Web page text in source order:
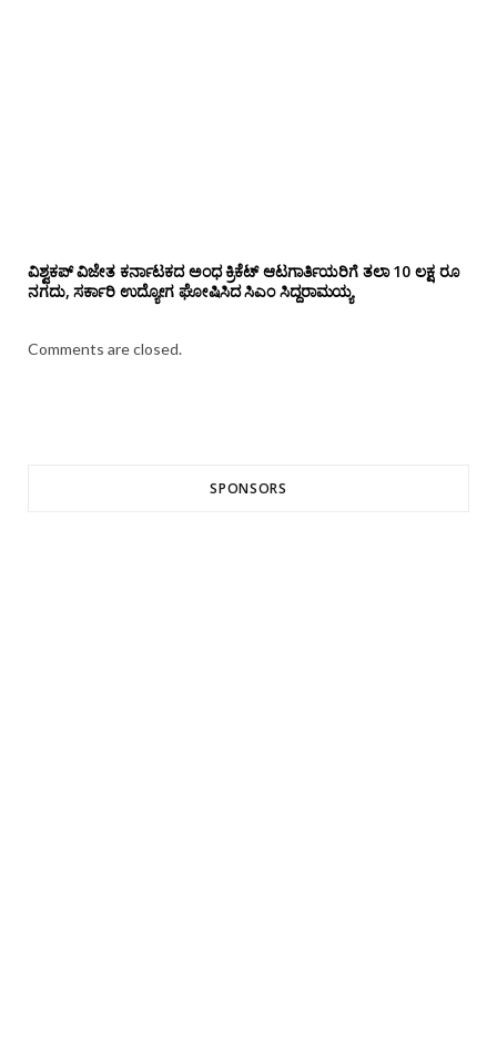
ವಿಶ್ವಕಪ್ ವಿಜೇತ ಕರ್ನಾಟಕದ ಅಂಧ ಕ್ರಿಕೆಟ್ ಆಟಗಾರ್ತಿಯರಿಗೆ ತಲಾ 10 ಲಕ್ಷ ರೂ
ನಗದು, ಸರ್ಕಾರಿ ಉದ್ಯೋಗ ಘೋಷಿಸಿದ ಸಿಎಂ ಸಿದ್ದರಾಮಯ್ಯ
Comments are closed.
SPONSORS